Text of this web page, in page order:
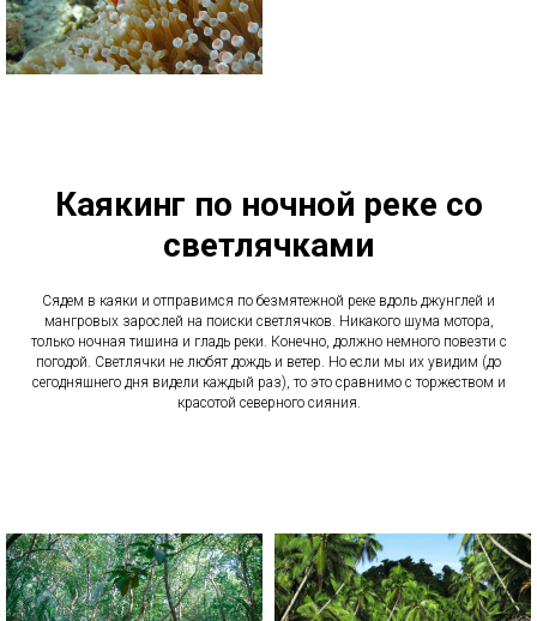
Каякинг по ночной реке со
светлячками
Сядем в каяки и отправимся по безмятежной реке вдоль джунглей и
мангровых зарослей на поиски светлячков. Никакого шума мотора,
только ночная тишина и гладь реки. Конечно, должно немного повезти с
погодой. Светлячки не любят дождь и ветер. Но если мы их увидим (до
сегодняшнего дня видели каждый раз), то это сравнимо с торжеством и
красотой северного сияния.